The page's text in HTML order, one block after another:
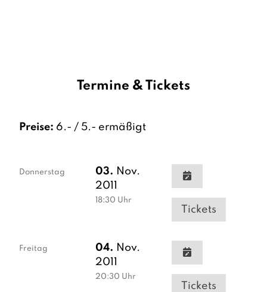
Termine & Tickets
Preise: 6.- / 5.- ermäßigt
Donnerstag 03. Nov.
2011
18:30 Uhr
Tickets
Freitag 04. Nov.
2011
20:30 Uhr
Tickets